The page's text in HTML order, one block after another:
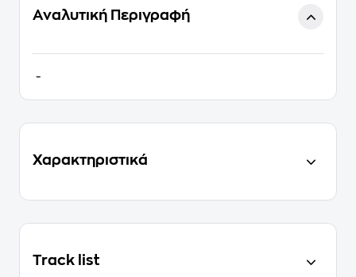
Αναλυτική Περιγραφή
-
Χαρακτηριστικά
Track list